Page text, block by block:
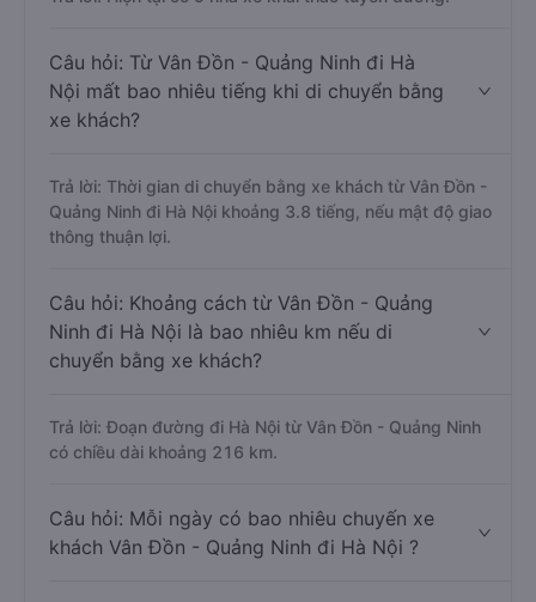
Câu hỏi: Từ Vân Đồn - Quảng Ninh đi Hà
Nội mất bao nhiêu tiếng khi di chuyển bằng
xe khách?
Trả lời: Thời gian di chuyển bằng xe khách từ Vân Đồn -
Quảng Ninh đi Hà Nội khoảng 3.8 tiếng, nếu mật độ giao
thông thuận lợi.
Câu hỏi: Khoảng cách từ Vân Đồn - Quảng
Ninh đi Hà Nội là bao nhiêu km nếu di
chuyển bằng xe khách?
Trả lời: Đoạn đường đi Hà Nội từ Vân Đồn - Quảng Ninh
có chiều dài khoảng 216 km.
Câu hỏi: Mỗi ngày có bao nhiêu chuyến xe
khách Vân Đồn - Quảng Ninh đi Hà Nội ?